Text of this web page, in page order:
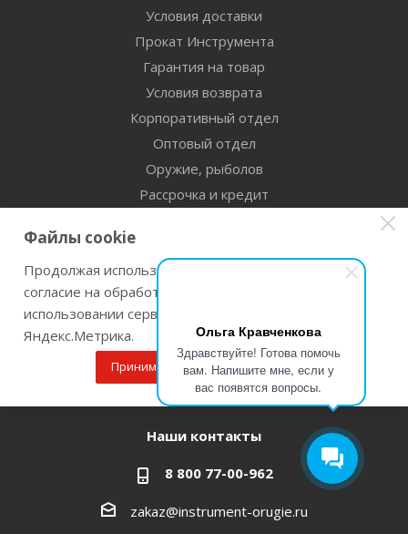
Ольга Кравченкова
Здравствуйте! Готова помочь
вам. Напишите мне, если у
вас появятся вопросы.
Условия доставки
Прокат Инструмента
Гарантия на товар
Условия возврата
Корпоративный отдел
Оптовый отдел
Оружие, рыболов
Рассрочка и кредит
Помощь
Оставайтесь на связи
Наши контакты
8 800 77-00-962
zakaz@instrument-orugie.ru
Файлы cookie
Продолжая использовать наш сайт Вы даете
согласие на обработку файлов cookie и
использовании сервисов веб-аналитики
Яндекс.Метрика.
Принимаю Подробнее